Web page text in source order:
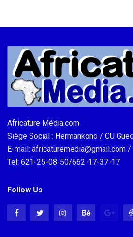
Africature Média.com
Siège Social : Hermankono / CU
E-mail: africaturemedia@gmail.com
Tel: 621-25-08-50/662-17-37-17
Follow Us